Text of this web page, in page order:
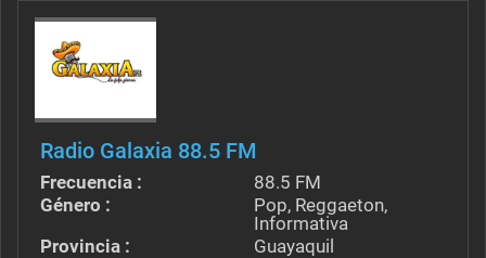
Radio Galaxia 88.5 FM
Frecuencia :
88.5 FM
Género :
Pop, Reggaeton,
Informativa
Provincia :
Guayaquil